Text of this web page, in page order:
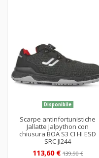
Disponibile
Scarpe antinfortunistiche
Jallatte Jalpython con
chiusura BOA S3 CI HI ESD
SRC JI244
113,60 €139,90 €